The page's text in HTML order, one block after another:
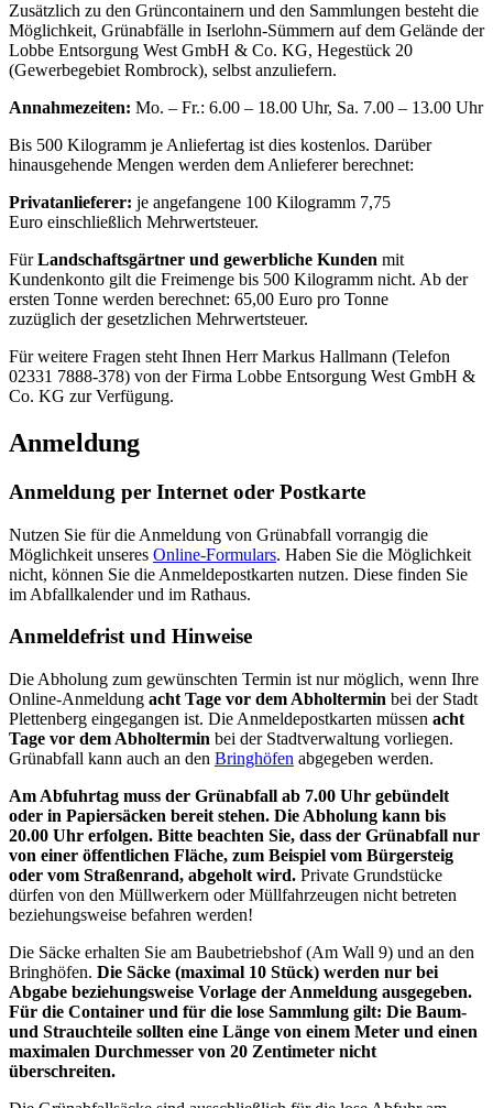
Zusätzlich zu den Grüncontainern und den Sammlungen besteht die
Möglichkeit, Grünabfälle in Iserlohn-Sümmern auf dem Gelände der
Lobbe Entsorgung West GmbH & Co. KG, Hegestück 20
(Gewerbegebiet Rombrock), selbst anzuliefern.
Annahmezeiten: Mo. – Fr.: 6.00 – 18.00 Uhr, Sa. 7.00 – 13.00 Uhr
Bis 500 Kilogramm je Anliefertag ist dies kostenlos. Darüber
hinausgehende Mengen werden dem Anlieferer berechnet:
Privatanlieferer: je angefangene 100 Kilogramm 7,75
Euro einschließlich Mehrwertsteuer.
FürLandschaftsgärtner und gewerbliche Kunden mit
Kundenkonto gilt die Freimenge bis 500 Kilogramm nicht. Ab der
ersten Tonne werden berechnet: 65,00 Euro pro Tonne
zuzüglich der gesetzlichen Mehrwertsteuer.
Für weitere Fragen steht Ihnen Herr Markus Hallmann (Telefon
02331 7888-378) von der Firma Lobbe Entsorgung West GmbH &
Co. KG zur Verfügung.
Anmeldung
Anmeldung per Internet oder Postkarte
Nutzen Sie für die Anmeldung von Grünabfall vorrangig die
Möglichkeit unseres Online-Formulars. Haben Sie die Möglichkeit
nicht, können Sie die Anmeldepostkarten nutzen. Diese finden Sie
im Abfallkalender und im Rathaus.
Anmeldefrist und Hinweise
Die Abholung zum gewünschten Termin ist nur möglich, wenn Ihre
Online-Anmeldung acht Tage vor dem Abholtermin bei der Stadt
Plettenberg eingegangen ist. Die Anmeldepostkarten müssen acht
Tage vor dem Abholtermin bei der Stadtverwaltung vorliegen.
Grünabfall kann auch an den Bringhöfen abgegeben werden.
Am Abfuhrtag muss der Grünabfall ab 7.00 Uhr gebündelt
oder in Papiersäcken bereit stehen. Die Abholung kann bis
20.00 Uhr erfolgen. Bitte beachten Sie, dass der Grünabfall nur
von einer öffentlichen Fläche, zum Beispiel vom Bürgersteig
oder vom Straßenrand, abgeholt wird. Private Grundstücke
dürfen von den Müllwerkern oder Müllfahrzeugen nicht betreten
beziehungsweise befahren werden!
Die Säcke erhalten Sie am Baubetriebshof (Am Wall 9) und an den
Bringhöfen. Die Säcke (maximal 10 Stück) werden nur bei
Abgabe beziehungsweise Vorlage der Anmeldung ausgegeben.
Für die Container und für die lose Sammlung gilt: Die Baum-
und Strauchteile sollten eine Länge von einem Meter und einen
maximalen Durchmesser von 20 Zentimeter nicht
überschreiten.